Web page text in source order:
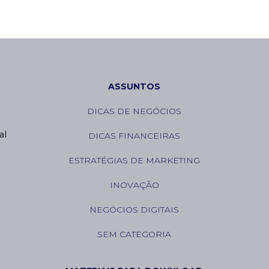
ASSUNTOS
DICAS DE NEGÓCIOS
DICAS FINANCEIRAS
ESTRATÉGIAS DE MARKETING
INOVAÇÃO
NEGÓCIOS DIGITAIS
SEM CATEGORIA